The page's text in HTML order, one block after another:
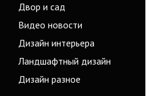
Двор и сад
Видео новости
Дизайн интерьера
Ландшафтный дизайн
Дизайн разное